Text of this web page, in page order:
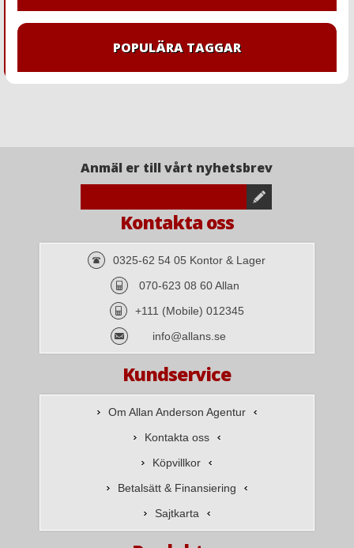
POPULÄRA TAGGAR
Anmäl er till vårt nyhetsbrev
Kontakta oss
0325-62 54 05 Kontor & Lager
070-623 08 60 Allan
+111 (Mobile) 012345
info@allans.se
Kundservice
Om Allan Anderson Agentur
Kontakta oss
Köpvillkor
Betalsätt & Finansiering
Sajtkarta